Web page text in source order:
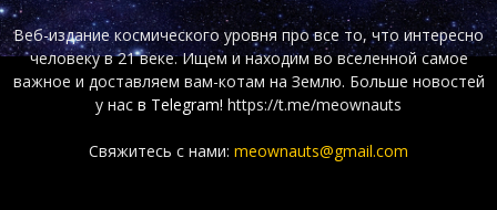
Веб-издание космического уровня про все то, что интересно
человеку в 21 веке. Ищем и находим во вселенной самое
важное и доставляем вам-котам на Землю. Больше новостей
у нас в Telegram! https://t.me/meownauts
Свяжитесь с нами: meownauts@gmail.com